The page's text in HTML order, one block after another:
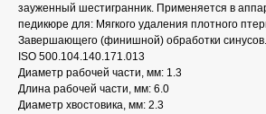
зауженный шестигранник. Применяется в
педикюре для: Мягкого удаления плотного
Завершающего (финишной) обработки синусов.
ISO 500.104.140.171.013
Диаметр рабочей части, мм: 1.3
Длина рабочей части, мм: 6.0
Диаметр хвостовика, мм: 2.3